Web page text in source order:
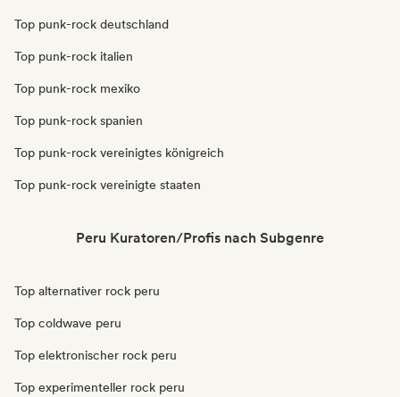
Top punk-rock deutschland
Top punk-rock italien
Top punk-rock mexiko
Top punk-rock spanien
Top punk-rock vereinigtes königreich
Top punk-rock vereinigte staaten
Peru Kuratoren/Profis nach Subgenre
Top alternativer rock peru
Top coldwave peru
Top elektronischer rock peru
Top experimenteller rock peru